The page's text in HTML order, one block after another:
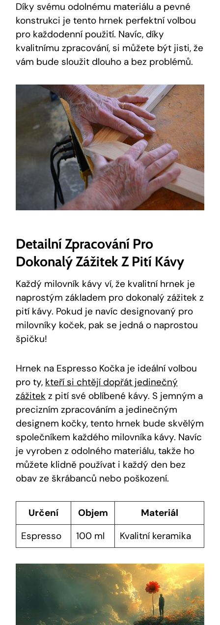
Díky svému odolnému materiálu a pevné
konstrukci je tento hrnek perfektní volbou
pro každodenní použití. Navíc, díky
kvalitnímu zpracování, si můžete být jisti, že
vám bude sloužit dlouho a bez problémů.
Detailní Zpracování Pro
Dokonalý Zážitek Z Pití Kávy
Každý milovník kávy ví, že kvalitní hrnek je
naprostým základem pro dokonalý zážitek z
pití kávy. Pokud je navíc designovaný pro
milovníky koček, pak se jedná o naprostou
špičku!
Hrnek na Espresso Kočka je ideální volbou
pro ty, kteří si chtějí dopřát jedinečný
zážitek z pití své oblíbené kávy. S jemným a
precizním zpracováním a jedinečným
designem kočky, tento hrnek bude skvělým
společníkem každého milovníka kávy. Navíc
je vyroben z odolného materiálu, takže ho
můžete klidně používat i každý den bez
obav ze škrábanců nebo poškození.
Určení Objem
Materiál
Espresso
100 ml Kvalitní keramika